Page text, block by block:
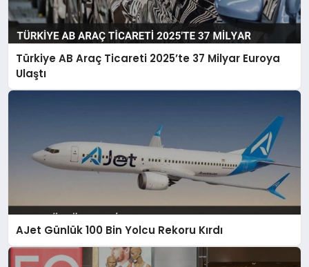
Türkiye AB Araç Ticareti 2025’te 37 Milyar Euroya
Ulaştı
AJet Günlük 100 Bin Yolcu Rekoru Kırdı